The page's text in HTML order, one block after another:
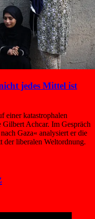
jedes Mittel ist
einer katastrophalen
Gilbert Achcar. Im Gespräch
Gaza« analysiert er die
der liberalen Weltordnung.